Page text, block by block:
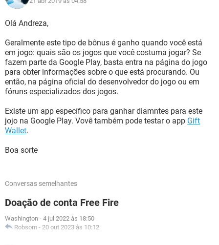
Olá Andreza,
Geralmente este tipo de bônus é ganho quando você está
em jogo: quais são os jogos que você costuma jogar? Se
fazem parte da Google Play, basta entra na página do jogo
para obter informações sobre o que está procurando. Ou
então, na página oficial do desenvolvedor do jogo ou em
fóruns especializados dos jogos.
Existe um app específico para ganhar diamntes para este
jojo na Google Play. Vovê também pode testar o app Gift
Wallet.
Boa sorte
Conversas semelhantes
Doação de conta Free Fire
Washington - 4 jul 2022 às 18:50
Robsom - 20 out 2023 às 10:12